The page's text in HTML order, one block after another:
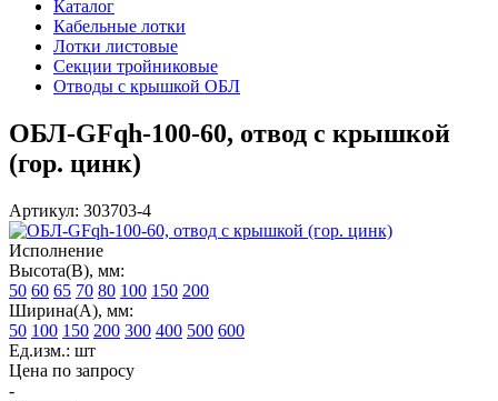
Каталог
Кабельные лотки
Лотки листовые
Секции тройниковые
Отводы с крышкой ОБЛ
ОБЛ-GFqh-100-60, отвод с крышкой
(гор. цинк)
Артикул: 303703-4
Исполнение
Высота(В), мм:
50 60 65 70 80 100 150 200
Ширина(А), мм:
50 100 150 200 300 400 500 600
Ед.изм.: шт
Цена по запросу
-